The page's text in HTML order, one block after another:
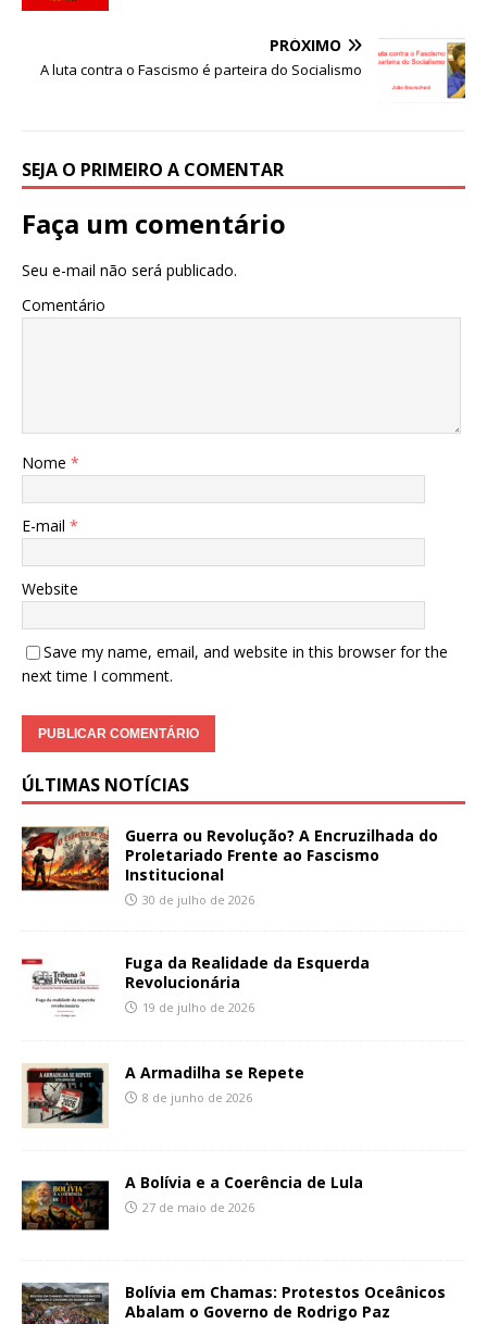
o
A
p
PRÓXIMO
A luta contra o Fascismo é parteira do Socialismo
SEJA O PRIMEIRO A COMENTAR
Faça um comentário
Seu e-mail não será publicado.
Comentário
Nome *
E-mail *
Website
Save my name, email, and website in this browser for the
next time I comment.
ÚLTIMAS NOTÍCIAS
Guerra ou Revolução? A Encruzilhada do
Proletariado Frente ao Fascismo
Institucional
30 de julho de 2026
Fuga da Realidade da Esquerda
Revolucionária
19 de julho de 2026
A Armadilha se Repete
8 de junho de 2026
A Bolívia e a Coerência de Lula
27 de maio de 2026
Bolívia em Chamas: Protestos Oceânicos
Abalam o Governo de Rodrigo Paz